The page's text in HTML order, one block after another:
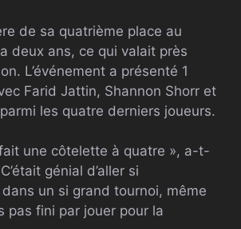
de sa quatrième place au
deux ans, ce qui valait près
L’événement a présenté 1
Farid Jattin, Shannon Shorr et
les quatre derniers joueurs.
une côtelette à quatre », a-t-
génial d’aller si
un si grand tournoi, même
pas fini par jouer pour la